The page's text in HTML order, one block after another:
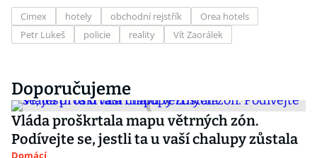
Cimex hotely obchodní rejstřík
Orea hotels
Petr Lukeš
policie reality Vít Zaorálek
Doporučujeme
Vláda proškrtala mapu větrných zón.
Podívejte se, jestli ta u vaší chalupy zůstala
Domácí